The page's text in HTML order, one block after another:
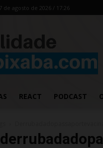
de agosto de 2026 / 17:26
REACT PODCAST